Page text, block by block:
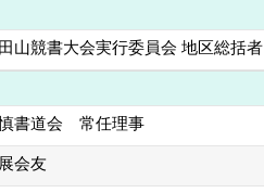
山競書大会実行委員会 地区総括者
書道会 常任理事
会友